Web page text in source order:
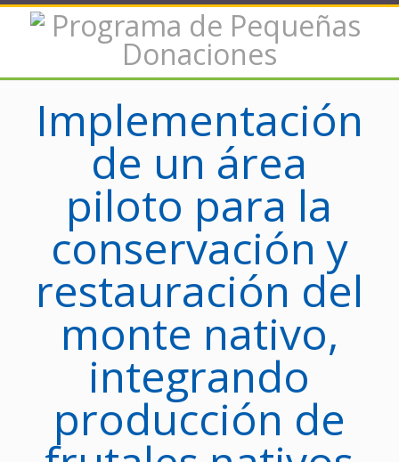
Implementación
de un área
piloto para la
conservación y
restauración del
monte nativo,
integrando
producción de